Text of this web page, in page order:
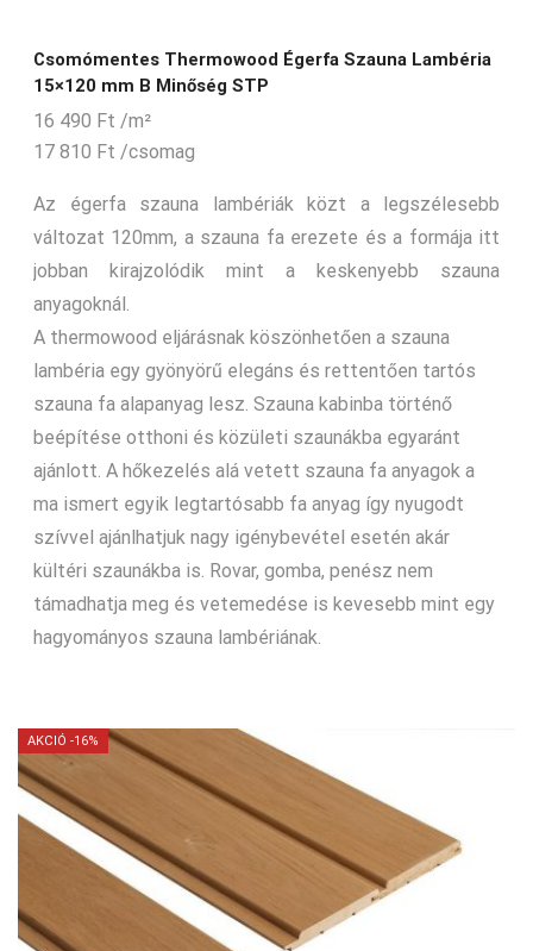
Csomómentes Thermowood Égerfa Szauna Lambéria
15×120 mm B Minőség STP
16 490 Ft /m²
17 810 Ft /csomag
Az égerfa szauna lambériák közt a legszélesebb
változat 120mm, a szauna fa erezete és a formája itt
jobban kirajzolódik mint a keskenyebb szauna
anyagoknál.
A thermowood eljárásnak köszönhetően a szauna
lambéria egy gyönyörű elegáns és rettentően tartós
szauna fa alapanyag lesz. Szauna kabinba történő
beépítése otthoni és közületi szaunákba egyaránt
ajánlott. A hőkezelés alá vetett szauna fa anyagok a
ma ismert egyik legtartósabb fa anyag így nyugodt
szívvel ajánlhatjuk nagy igénybevétel esetén akár
kültéri szaunákba is. Rovar, gomba, penész nem
támadhatja meg és vetemedése is kevesebb mint egy
hagyományos szauna lambériának.
AKCIÓ -16%